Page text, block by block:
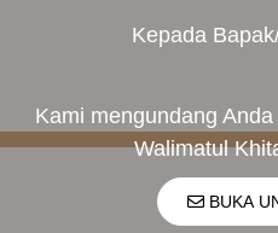
Kepada
Kami mengundang
Walimatul
BUKA